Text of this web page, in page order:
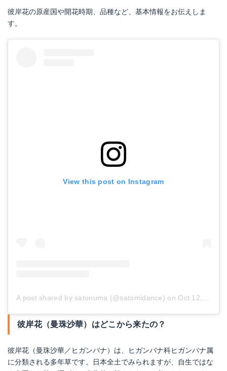
彼岸花の原産国や開花時期、品種など、基本情報をお伝えしま
す。
View this post on Instagram
A post shared by satonuma (@satomidance) on Oct 12, 2016 at 3:04am PDT
彼岸花（曼珠沙華）はどこから来たの？
彼岸花（曼珠沙華／ヒガンバナ）は、ヒガンバナ科ヒガンバナ属
に分類される多年草です。日本全土でみられますが、自生ではな